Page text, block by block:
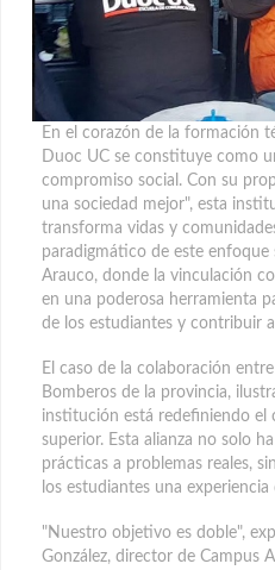
En el corazón de la formación
Duoc UC se constituye como
compromiso social. Con su
una sociedad mejor", esta
transforma vidas y
paradigmático de este enfoque
Arauco, donde la vinculación
en una poderosa herramienta
de los estudiantes y contribuir
El caso de la colaboración
Bomberos de la provincia,
institución está redefiniendo el
superior. Esta alianza no solo
prácticas a problemas reales,
los estudiantes una
"Nuestro objetivo es doble",
González, director de Campus